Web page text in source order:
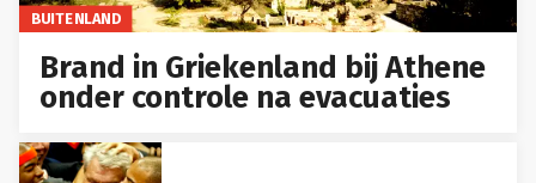
BUITENLAND
Brand in Griekenland bij Athene
onder controle na evacuaties